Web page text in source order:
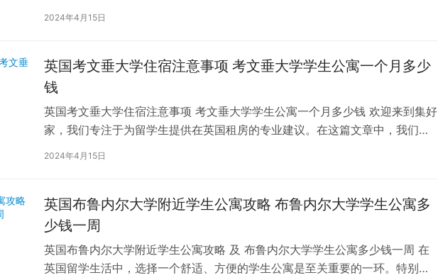
学（以下简称利兹贝大）作为英国一所卓越的…
2024年4月15日
英国考文垂大学住宿注意事项 考文垂大学学生公寓一个月多少
钱
英国考文垂大学住宿注意事项 考文垂大学学生公寓一个月多少钱 欢迎来到集好
家，我们专注于为留学生提供在英国租房的专业建议。在这篇文章中，我们将
深入探讨英国考文垂大学住宿的注意事项，以…
2024年4月15日
英国布鲁内尔大学附近学生公寓攻略 布鲁内尔大学学生公寓多
少钱一周
英国布鲁内尔大学附近学生公寓攻略 及 布鲁内尔大学学生公寓多少钱一周 在
英国留学生活中，选择一个舒适、方便的学生公寓是至关重要的一环。特别是